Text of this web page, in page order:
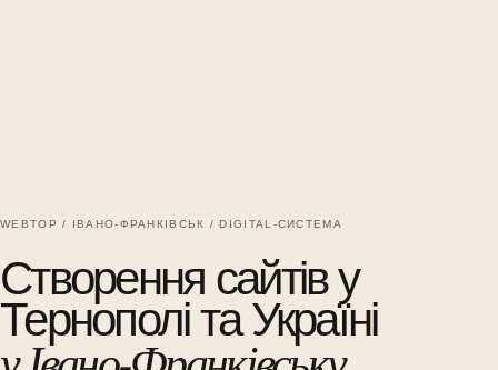
WEBTOP / ІВАНО-ФРАНКІВСЬК / DIGITAL-СИСТЕМА
Створення сайтів у
Тернополі та Україні